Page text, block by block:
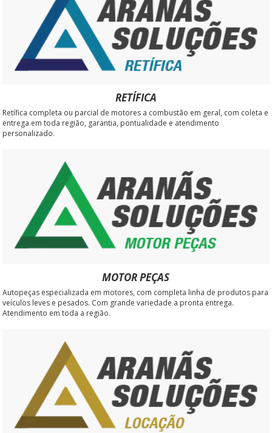
RETÍFICA
Retífica completa ou parcial de motores a combustão em geral, com coleta e
entrega em toda região, garantia, pontualidade e atendimento
personalizado.
MOTOR PEÇAS
Autopeças especializada em motores, com completa linha de produtos para
veículos leves e pesados. Com grande variedade a pronta entrega.
Atendimento em toda a região.